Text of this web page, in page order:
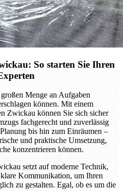
So starten Sie Ihren
Menge an Aufgaben
können. Mit einem
Zwickau können Sie sich sicher
fachgerecht und zuverlässig
bis hin zum Einräumen –
und praktische Umsetzung,
konzentrieren können.
setzt auf moderne Technik,
Kommunikation, um Ihren
zu gestalten. Egal, ob es um die